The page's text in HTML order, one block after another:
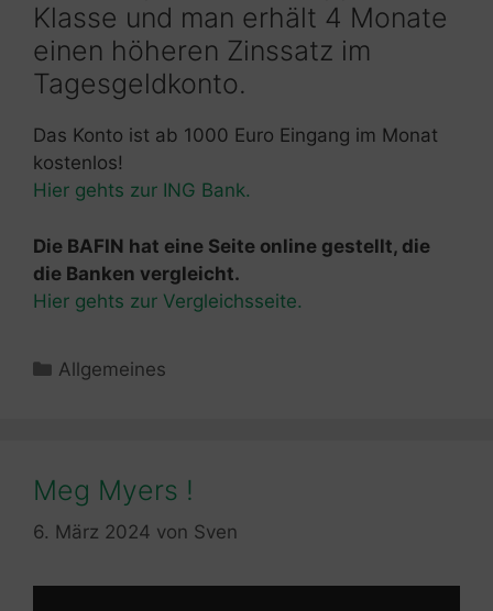
Klasse und man erhält 4 Monate
einen höheren Zinssatz im
Tagesgeldkonto.
Das Konto ist ab 1000 Euro Eingang im Monat
kostenlos!
Hier gehts zur ING Bank.
Die BAFIN hat eine Seite online gestellt, die
die Banken vergleicht.
Hier gehts zur Vergleichsseite.
Kategorien
Allgemeines
Meg Myers !
6. März 2024 von Sven